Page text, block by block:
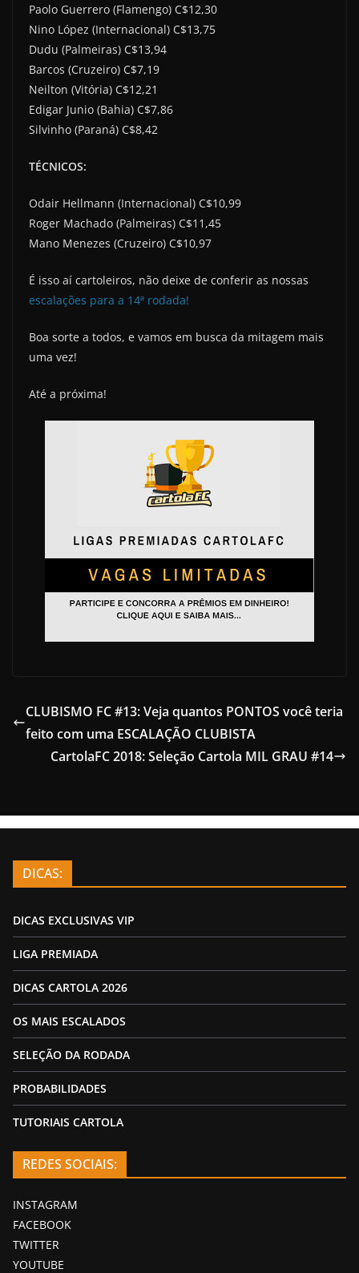
Paolo Guerrero (Flamengo) C$12,30
Nino López (Internacional) C$13,75
Dudu (Palmeiras) C$13,94
Barcos (Cruzeiro) C$7,19
Neilton (Vitória) C$12,21
Edigar Junio (Bahia) C$7,86
Silvinho (Paraná) C$8,42
TÉCNICOS:
Odair Hellmann (Internacional) C$10,99
Roger Machado (Palmeiras) C$11,45
Mano Menezes (Cruzeiro) C$10,97
É isso aí cartoleiros, não deixe de conferir as nossas
escalações para a 14ª rodada!
Boa sorte a todos, e vamos em busca da mitagem mais
uma vez!
Até a próxima!
CLUBISMO FC #13: Veja quantos PONTOS você teria
feito com uma ESCALAÇÃO CLUBISTA
CartolaFC 2018: Seleção Cartola MIL GRAU #14
DICAS:
DICAS EXCLUSIVAS VIP
LIGA PREMIADA
DICAS CARTOLA 2026
OS MAIS ESCALADOS
SELEÇÃO DA RODADA
PROBABILIDADES
TUTORIAIS CARTOLA
REDES SOCIAIS:
INSTAGRAM
FACEBOOK
TWITTER
YOUTUBE